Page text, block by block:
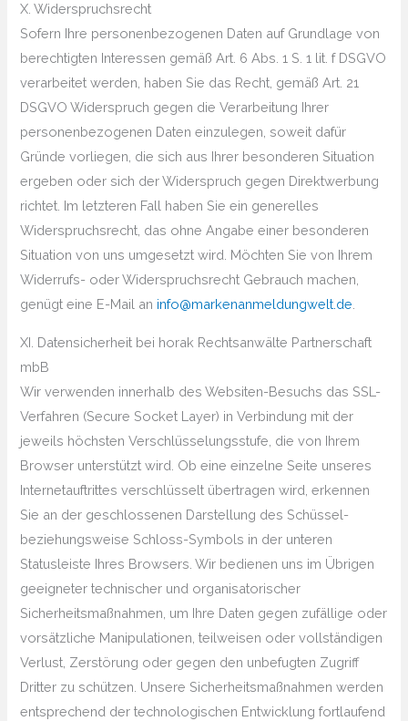
X. Widerspruchsrecht
Sofern Ihre personenbezogenen Daten auf Grundlage von
berechtigten Interessen gemäß Art. 6 Abs. 1 S. 1 lit. f DSGVO
verarbeitet werden, haben Sie das Recht, gemäß Art. 21
DSGVO Widerspruch gegen die Verarbeitung Ihrer
personenbezogenen Daten einzulegen, soweit dafür
Gründe vorliegen, die sich aus Ihrer besonderen Situation
ergeben oder sich der Widerspruch gegen Direktwerbung
richtet. Im letzteren Fall haben Sie ein generelles
Widerspruchsrecht, das ohne Angabe einer besonderen
Situation von uns umgesetzt wird. Möchten Sie von Ihrem
Widerrufs- oder Widerspruchsrecht Gebrauch machen,
genügt eine E-Mail an info@markenanmeldungwelt.de.
XI. Datensicherheit bei horak Rechtsanwälte Partnerschaft
mbB
Wir verwenden innerhalb des Websiten-Besuchs das SSL-
Verfahren (Secure Socket Layer) in Verbindung mit der
jeweils höchsten Verschlüsselungsstufe, die von Ihrem
Browser unterstützt wird. Ob eine einzelne Seite unseres
Internetauftrittes verschlüsselt übertragen wird, erkennen
Sie an der geschlossenen Darstellung des Schüssel-
beziehungsweise Schloss-Symbols in der unteren
Statusleiste Ihres Browsers. Wir bedienen uns im Übrigen
geeigneter technischer und organisatorischer
Sicherheitsmaßnahmen, um Ihre Daten gegen zufällige oder
vorsätzliche Manipulationen, teilweisen oder vollständigen
Verlust, Zerstörung oder gegen den unbefugten Zugriff
Dritter zu schützen. Unsere Sicherheitsmaßnahmen werden
entsprechend der technologischen Entwicklung fortlaufend